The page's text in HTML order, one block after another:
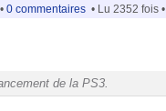
0 commentaires • Lu 2352 fois •
de la PS3.